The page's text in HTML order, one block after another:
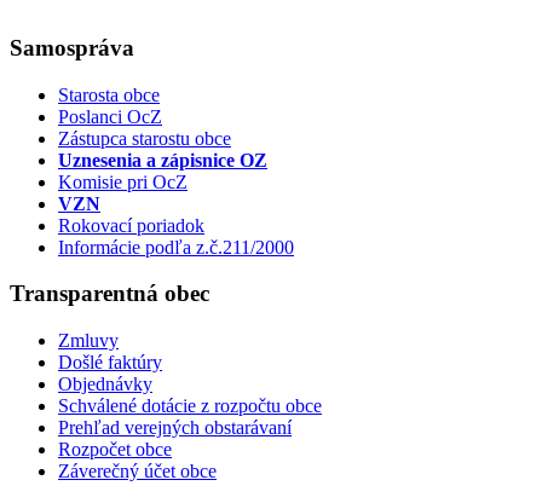
Samospráva
Starosta obce
Poslanci OcZ
Zástupca starostu obce
Uznesenia a zápisnice OZ
Komisie pri OcZ
VZN
Rokovací poriadok
Informácie podľa z.č.211/2000
Transparentná obec
Zmluvy
Došlé faktúry
Objednávky
Schválené dotácie z rozpočtu obce
Prehľad verejných obstarávaní
Rozpočet obce
Záverečný účet obce